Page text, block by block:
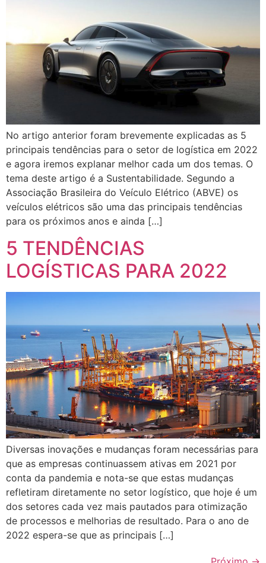
No artigo anterior foram brevemente explicadas as 5
principais tendências para o setor de logística em 2022
e agora iremos explanar melhor cada um dos temas. O
tema deste artigo é a Sustentabilidade. Segundo a
Associação Brasileira do Veículo Elétrico (ABVE) os
veículos elétricos são uma das principais tendências
para os próximos anos e ainda […]
5 TENDÊNCIAS
LOGÍSTICAS PARA 2022
Diversas inovações e mudanças foram necessárias para
que as empresas continuassem ativas em 2021 por
conta da pandemia e nota-se que estas mudanças
refletiram diretamente no setor logístico, que hoje é um
dos setores cada vez mais pautados para otimização
de processos e melhorias de resultado. Para o ano de
2022 espera-se que as principais […]